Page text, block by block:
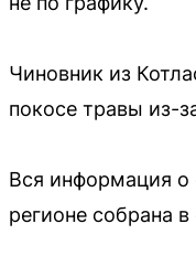
Чиновник из
покосе травы из-
Вся информация о
регионе собрана